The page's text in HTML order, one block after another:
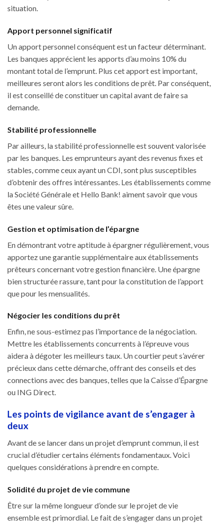
situation.
Apport personnel significatif
Un apport personnel conséquent est un facteur déterminant.
Les banques apprécient les apports d’au moins 10% du
montant total de l’emprunt. Plus cet apport est important,
meilleures seront alors les conditions de prêt. Par conséquent,
il est conseillé de constituer un capital avant de faire sa
demande.
Stabilité professionnelle
Par ailleurs, la stabilité professionnelle est souvent valorisée
par les banques. Les emprunteurs ayant des revenus fixes et
stables, comme ceux ayant un CDI, sont plus susceptibles
d’obtenir des offres intéressantes. Les établissements comme
la Société Générale et Hello Bank! aiment savoir que vous
êtes une valeur sûre.
Gestion et optimisation de l’épargne
En démontrant votre aptitude à épargner régulièrement, vous
apportez une garantie supplémentaire aux établissements
prêteurs concernant votre gestion financière. Une épargne
bien structurée rassure, tant pour la constitution de l’apport
que pour les mensualités.
Négocier les conditions du prêt
Enfin, ne sous-estimez pas l’importance de la négociation.
Mettre les établissements concurrents à l’épreuve vous
aidera à dégoter les meilleurs taux. Un courtier peut s’avérer
précieux dans cette démarche, offrant des conseils et des
connections avec des banques, telles que la Caisse d’Épargne
ou ING Direct.
Les points de vigilance avant de s’engager à
deux
Avant de se lancer dans un projet d’emprunt commun, il est
crucial d’étudier certains éléments fondamentaux. Voici
quelques considérations à prendre en compte.
Solidité du projet de vie commune
Être sur la même longueur d’onde sur le projet de vie
ensemble est primordial. Le fait de s’engager dans un projet